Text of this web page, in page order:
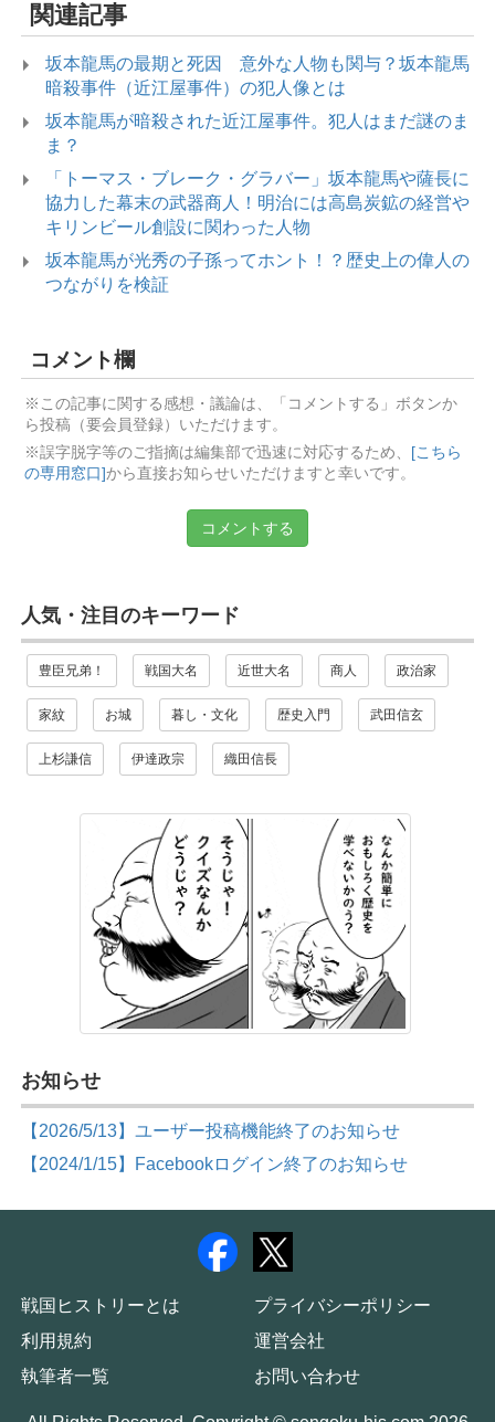
関連記事
坂本龍馬の最期と死因 意外な人物も関与？坂本龍馬
暗殺事件（近江屋事件）の犯人像とは
坂本龍馬が暗殺された近江屋事件。犯人はまだ謎のま
ま？
「トーマス・ブレーク・グラバー」坂本龍馬や薩長に
協力した幕末の武器商人！明治には高島炭鉱の経営や
キリンビール創設に関わった人物
坂本龍馬が光秀の子孫ってホント！？歴史上の偉人の
つながりを検証
コメント欄
※この記事に関する感想・議論は、「コメントする」ボタンか
ら投稿（要会員登録）いただけます。
※誤字脱字等のご指摘は編集部で迅速に対応するため、
[こちら
の専用窓口]から直接お知らせいただけますと幸いです。
コメントする
人気・注目のキーワード
豊臣兄弟！ 戦国大名 近世大名 商人 政治家
家紋 お城 暮し・文化 歴史入門 武田信玄
上杉謙信 伊達政宗 織田信長
お知らせ
【2026/5/13】ユーザー投稿機能終了のお知らせ
【2024/1/15】Facebookログイン終了のお知らせ
戦国ヒストリーとは
プライバシーポリシー
利用規約
運営会社
執筆者一覧
お問い合わせ